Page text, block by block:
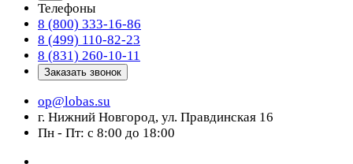
Телефоны
8 (800) 333-16-86
8 (499) 110-82-23
8 (831) 260-10-11
Заказать звонок
op@lobas.su
г. Нижний Новгород, ул. Правдинская 16
Пн - Пт: с 8:00 до 18:00